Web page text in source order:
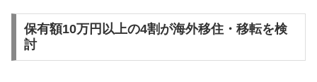
保有額10万円以上の4割が海外移住・移転を検
討